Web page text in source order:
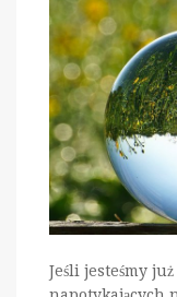
Jeśli jesteśmy